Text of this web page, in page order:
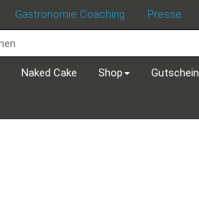
Gastronomie Coaching Presse
Naked Cake Shop Gutschein